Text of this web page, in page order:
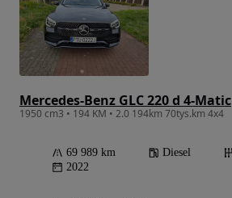
Mercedes-Benz GLC 220 d 4-Matic
1950 cm3 • 194 KM • 2.0 194km 70tys.km 4x4
69 989 km Diesel
2022